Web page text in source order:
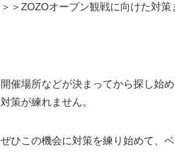
＞＞ZOZOオープン観戦に向けた対策
開催場所などが決まってから探し始
対策が練れません。
ぜひこの機会に対策を練り始めて、